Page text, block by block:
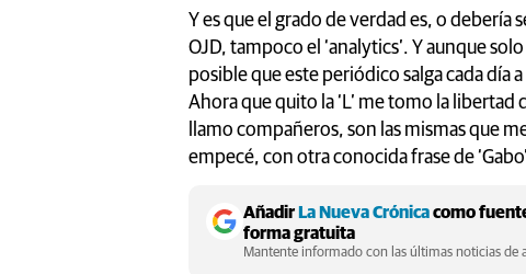
Y es que el grado de verdad es, o debería
OJD, tampoco el ‘analytics’. Y aunque
posible que este periódico salga cada día
Ahora que quito la ‘L’ me tomo la libertad
llamo compañeros, son las mismas que
empecé, con otra conocida frase de
Añadir La Nueva Crónicacomo
forma gratuita
Mantente informado con las últimas noticias de